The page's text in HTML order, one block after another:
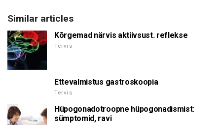
Similar articles
Kõrgemad närvis aktiivsust. reflekse
Tervis
Ettevalmistus gastroskoopia
Tervis
Hüpogonadotroopne hüpogonadismist:
sümptomid, ravi